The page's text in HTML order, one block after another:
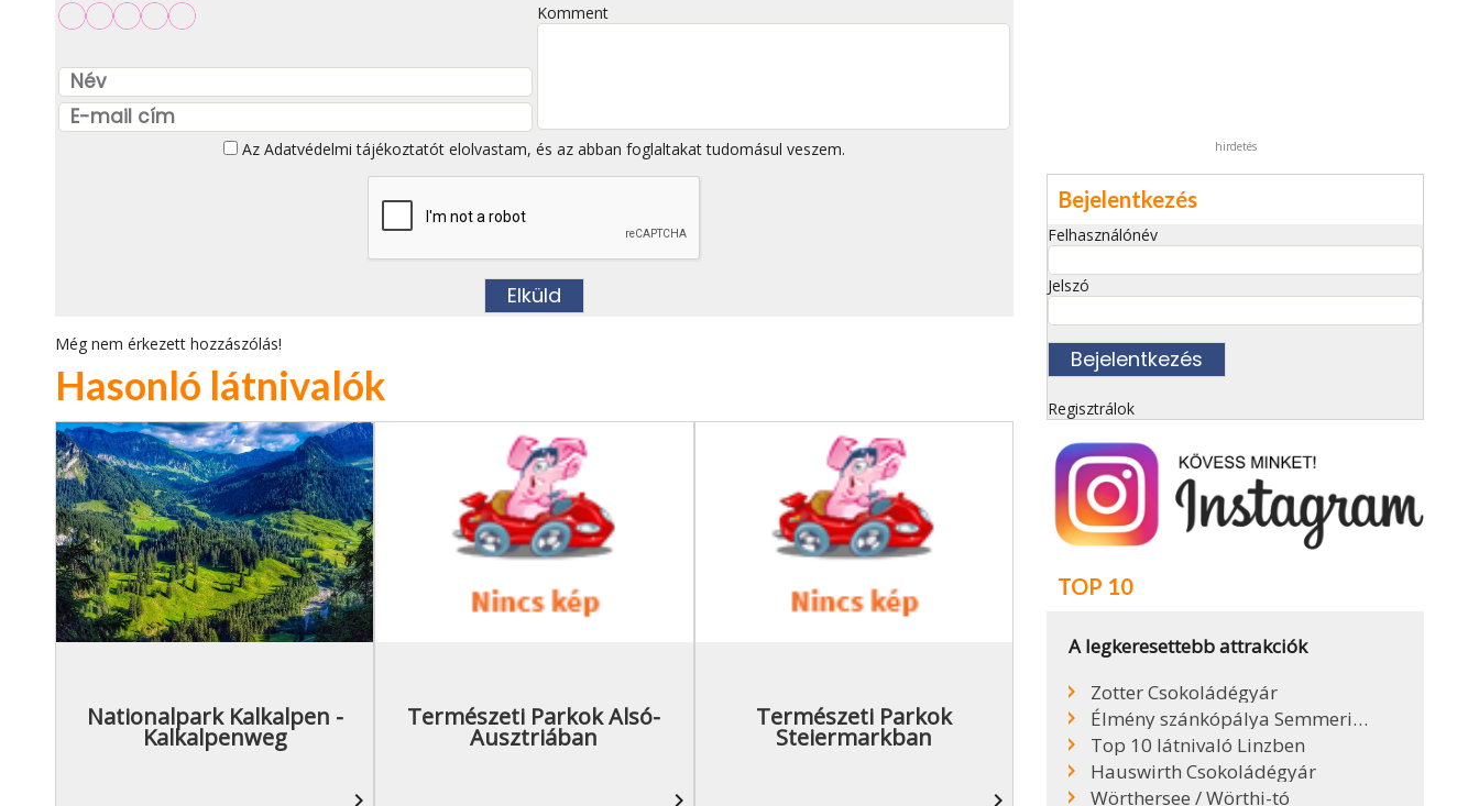
Komment
Az Adatvédelmi tájékoztatót elolvastam, és az abban foglaltakat tudomásul veszem.
Még nem érkezett hozzászólás!
Hasonló látnivalók
Nationalpark Kalkalpen -
Kalkalpenweg
navigate_next
Természeti Parkok Alsó-
Ausztriában
navigate_next
Természeti Parkok
Steiermarkban
navigate_next
hirdetés
Bejelentkezés
Felhasználónév
Jelszó
Regisztrálok
TOP 10
A legkeresettebb attrakciók
Zotter Csokoládégyár
Élmény szánkópálya Semmeringen
Top 10 látnivaló Linzben
Hauswirth Csokoládégyár
Wörthersee / Wörthi-tó